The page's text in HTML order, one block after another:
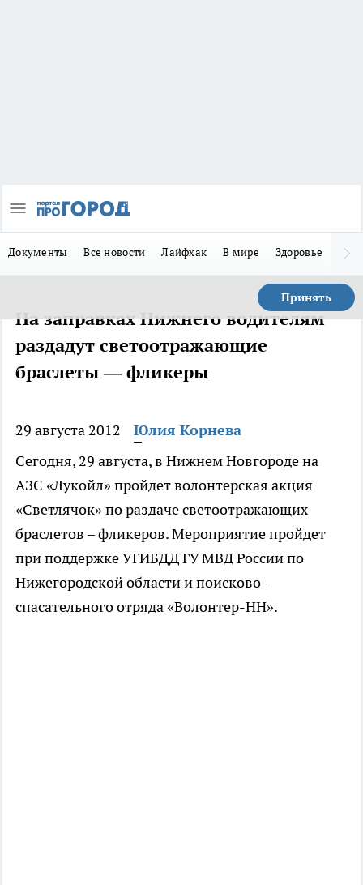
Документы Все новости Лайфхак В мире Здоровье
Принять
На заправках Нижнего водителям
раздадут светоотражающие
браслеты — фликеры
29 августа 2012
Юлия Корнева
Сегодня, 29 августа, в Нижнем Новгороде на
АЗС «Лукойл» пройдет волонтерская акция
«Светлячок» по раздаче светоотражающих
браслетов – фликеров. Мероприятие пройдет
при поддержке УГИБДД ГУ МВД России по
Нижегородской области и поисково-
спасательного отряда «Волонтер-НН».